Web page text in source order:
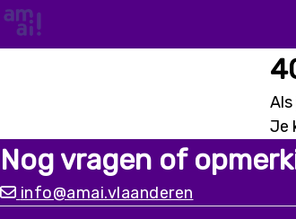
Je
Nog vragen of
info@amai.vlaanderen